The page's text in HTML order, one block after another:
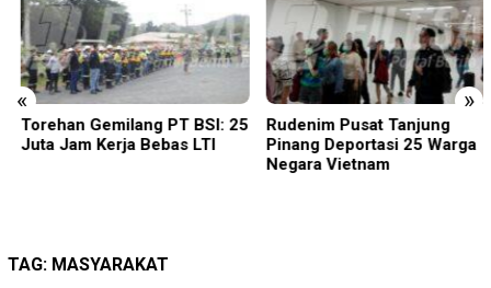
« »
Torehan Gemilang PT BSI: 25
Juta Jam Kerja Bebas LTI
Rudenim Pusat Tanjung
Pinang Deportasi 25 Warga
Negara Vietnam
TAG: MASYARAKAT